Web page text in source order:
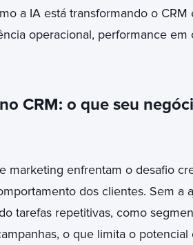
a IA está transformando o
operacional, performance
CRM: o que seu
marketing enfrentam o desafio
dos clientes. Sem a
tarefas repetitivas, como
o que limita o